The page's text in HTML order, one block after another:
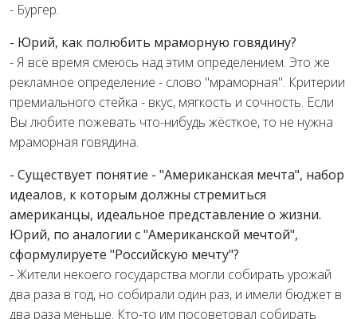
- Бургер.
- Юрий, как полюбить мраморную говядину?
- Я всё время смеюсь над этим определением. Это же
рекламное определение - слово "мраморная". Критерии
премиального стейка - вкус, мягкость и сочность. Если
Вы любите пожевать что-нибудь жёсткое, то не нужна
мраморная говядина.
- Существует понятие - "Американская мечта", набор
идеалов, к которым должны стремиться
американцы, идеальное представление о жизни.
Юрий, по аналогии с "Американской мечтой",
сформулируете "Российскую мечту"?
- Жители некоего государства могли собирать урожай
два раза в год, но собирали один раз, и имели бюджет в
два раза меньше. Кто-то им посоветовал собирать